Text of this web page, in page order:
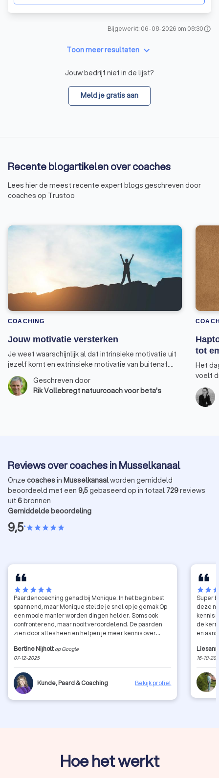
Bijgewerkt: 06-08-2026 om 08:30info
Toon meer resultaten keyboard_arrow_down
Jouw bedrijf niet in de lijst?
Meld je gratis aan
Recente blogartikelen over coaches
Lees hier de meest recente expert blogs geschreven door
coaches op Trustoo
COACHING
Jouw motivatie versterken
Je weet waarschijnlijk al dat intrinsieke motivatie uit
jezelf komt en extrinsieke motivatie van buitenaf.
Wanneer je extrinsiek gemotiveerd bent, doe je iets
omdat het moet, omdat je ervoor betaald wordt of
soms zelfs om een straf te ontlopen. Wanneer je
te behalen.
Geschreven door
Rik Vollebregt natuurcoach voor beta's
tot
Het
voelt
soms
Reviews over coaches in Musselkanaal
Onze coachesin Musselkanaalworden gemiddeld
beoordeeld met een 9,5gebaseerd op in totaal 729reviews
uit 6bronnen
Gemiddelde beoordeling
9,5•starstarstarstarstar
starstarstarstarstar
Paardencoaching gehad bij Monique. In het begin best
spannend, maar Monique stelde je snel op je gemak Op
een mooie manier worden dingen helder. Soms ook
confronterend, maar nooit veroordelend. De paarden
zien door alles heen en helpen je meer kennis over
Bertine Nijholt op Google
07-12-2025
Kunde, Paard & Coaching Bekijk profiel
starstar
Super
deze
kennis
de
en
Hier
16-10-
Hoe het werkt